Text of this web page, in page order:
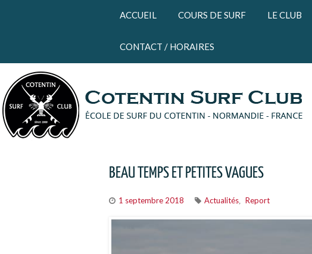
ACCUEIL COURS DE SURF LE CLUB
CONTACT / HORAIRES
BEAU TEMPS ET PETITES VAGUES
1 septembre 2018 Actualités Report